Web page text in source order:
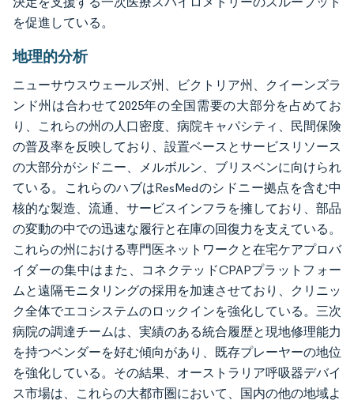
を促進している。
地理的分析
ニューサウスウェールズ州、ビクトリア州、クイーンズラ
ンド州は合わせて2025年の全国需要の大部分を占めてお
り、これらの州の人口密度、病院キャパシティ、民間保険
の普及率を反映しており、設置ベースとサービスリソース
の大部分がシドニー、メルボルン、ブリスベンに向けられ
ている。これらのハブはResMedのシドニー拠点を含む中
核的な製造、流通、サービスインフラを擁しており、部品
の変動の中での迅速な履行と在庫の回復力を支えている。
これらの州における専門医ネットワークと在宅ケアプロバ
イダーの集中はまた、コネクテッドCPAPプラットフォー
ムと遠隔モニタリングの採用を加速させており、クリニッ
ク全体でエコシステムのロックインを強化している。三次
病院の調達チームは、実績のある統合履歴と現地修理能力
を持つベンダーを好む傾向があり、既存プレーヤーの地位
を強化している。その結果、オーストラリア呼吸器デバイ
ス市場は、これらの大都市圏において、国内の他の地域よ